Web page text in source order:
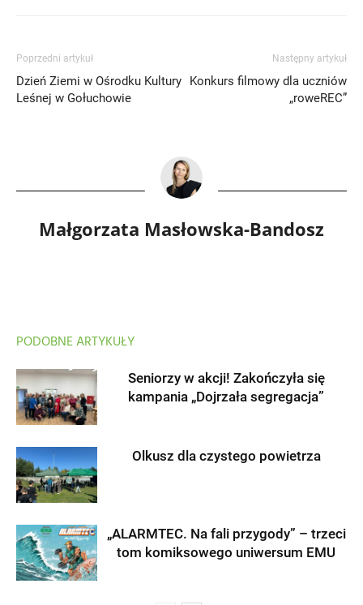
Poprzedni artykuł
Dzień Ziemi w Ośrodku Kultury
Leśnej w Gołuchowie
Następny artykuł
Konkurs filmowy dla uczniów
„roweREC”
Małgorzata Masłowska-Bandosz
PODOBNE ARTYKUŁY
Seniorzy w akcji! Zakończyła się
kampania „Dojrzała segregacja”
Olkusz dla czystego powietrza
„ALARMTEC. Na fali przygody” – trzeci
tom komiksowego uniwersum EMU